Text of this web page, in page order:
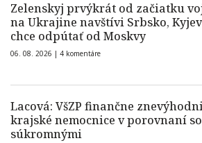
Zelenskyj prvýkrát od začiatku
na Ukrajine navštívi Srbsko,
chce odpútať od Moskvy
06. 08. 2026 | 4 komentáre
Lacová: VšZP finančne
krajské nemocnice v porovnaní so
súkromnými